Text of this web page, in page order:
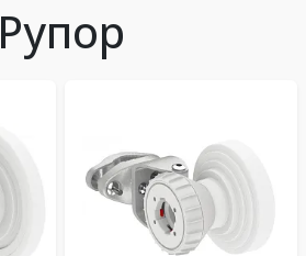
Рупор